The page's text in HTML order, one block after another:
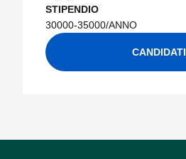
STIPENDIO
30000-35000/ANNO
CANDIDATI